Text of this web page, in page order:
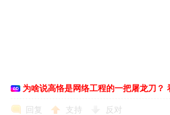
为啥说高恪是网络工程的一把屠龙刀？
回复 支持 反对